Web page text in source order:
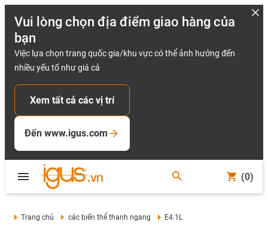
Vui lòng chọn địa điểm giao hàng của
bạn
Việc lựa chọn trang quốc gia/khu vực có thể ảnh hưởng đến
nhiều yếu tố như giá cả
Xem tất cả các vị trí
Đến www.igus.com
(0)
Trang chủ các biến thể thanh ngang E4.1L